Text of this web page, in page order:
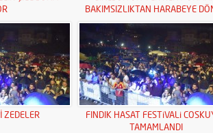
BAKIMSIZLIKTAN HARABEYE
ZEDELER
FINDIK HASAT FESTiVALi
TAMAMLANDI